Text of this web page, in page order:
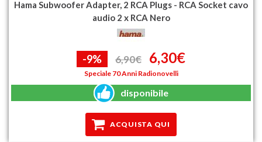
Hama Subwoofer Adapter, 2 RCA Plugs - RCA Socket cavo
audio 2 x RCA Nero
-9% 6,90€ 6,30€
Speciale 70 Anni Radionovelli
disponibile
ACQUISTA QUI